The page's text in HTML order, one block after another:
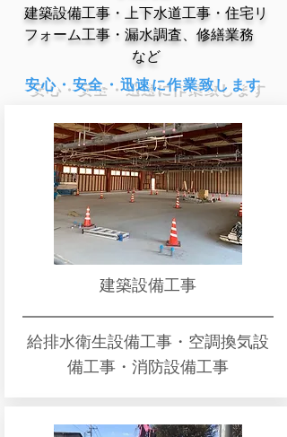
建築設備工事・上下水道工事・住宅リ
フォーム工事・漏水調査、修繕業務
など
安心・安全・迅速に作業致します
建築設備工事
給排水衛生設備工事・空調換気設
備工事・消防設備工事